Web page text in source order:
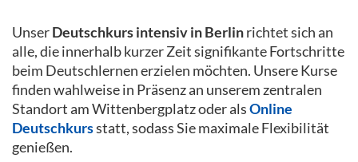
UnserDeutschkurs intensiv in Berlinrichtet sich an
alle, die innerhalb kurzer Zeit signifikante Fortschritte
beim Deutschlernen erzielen möchten. Unsere Kurse
finden wahlweise in Präsenz an unserem zentralen
Standort am Wittenbergplatz oder alsOnline
Deutschkursstatt, sodass Sie maximale Flexibilität
genießen.